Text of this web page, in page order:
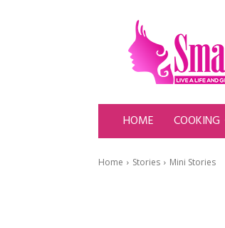
SmartLady
HOME COOKING
Home Stories Mini Stories